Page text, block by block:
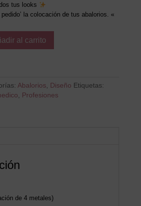
tus looks
pedido’ la colocación de tus abalorios. «
al carrito
Abalorios, Diseño Etiquetas:
, Profesiones
de 4 metales)